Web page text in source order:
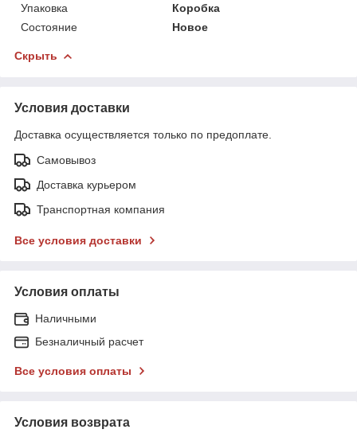
Упаковка
Коробка
Состояние
Новое
Скрыть
Условия доставки
Доставка осуществляется только по предоплате.
Самовывоз
Доставка курьером
Транспортная компания
Все условия доставки
Условия оплаты
Наличными
Безналичный расчет
Все условия оплаты
Условия возврата